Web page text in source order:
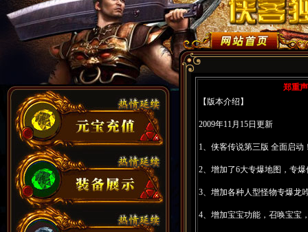
郑重
【版本介绍】
2009年11月15日更新
1、侠客传说第三版 全面启动
2、增加了6大专爆地图，专
3、增加各种人型怪物专爆龙
4、增加宝宝功能，召唤宝宝